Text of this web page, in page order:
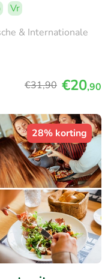
Vr
& Internationale
€31,90 €20,90
28% korting